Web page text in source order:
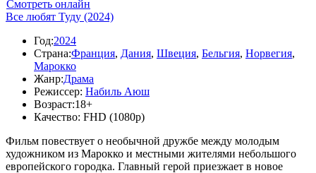
Смотреть онлайн
Все любят Туду (2024)
Год:2024
Страна:Франция, Дания, Швеция, Бельгия, Норвегия,
Марокко
Жанр:Драма
Режиссер: Набиль Аюш
Возраст:18+
Качество: FHD (1080p)
Фильм повествует о необычной дружбе между молодым
художником из Марокко и местными жителями небольшого
европейского городка. Главный герой приезжает в новое